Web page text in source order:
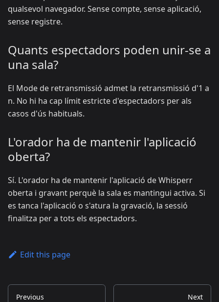
qualsevol navegador. Sense compte, sense aplicació,
sense registre.
Quants espectadors poden unir-se a
una sala?
El Mode de retransmissió admet la retransmissió d'1 a
n. No hi ha cap límit estricte d'espectadors per als
casos d'ús habituals.
L'orador ha de mantenir l'aplicació
oberta?
Sí. L'orador ha de mantenir l'aplicació de Whisperr
oberta i gravant perquè la sala es mantingui activa. Si
es tanca l'aplicació o s'atura la gravació, la sessió
finalitza per a tots els espectadors.
Edit this page
Previous Next